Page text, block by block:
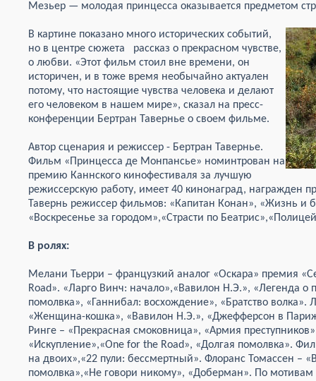
Мезьер — молодая принцесса оказывается предметом
В картине показано много исторических событий,
но в центре сюжета рассказ о прекрасном чувстве,
о любви. «Этот фильм стоил вне времени, он
историчен, и в тоже время необычайно актуален
потому, что настоящие чувства человека и делают
его человеком в нашем мире», сказал на пресс-
конференции Бертран Тавернье о своем фильме.
Автор сценария и режиссер - Бертран Тавернье.
Фильм «Принцесса де Монпансье» номинтрован на
премию Каннского кинофестиваля за лучшую
режиссерскую работу, имеет 40 кинонаград, награжден
Тавернь режиссер фильмов: «Капитан Конан», «Жизнь и
«Воскресенье за городом»,«Страсти по
В ролях:
Мелани Тьерри – французкий аналог «Оскара» премия
Road». «Ларго Винч: начало»,«Вавилон Н.Э.», «Легенда о
помолвка», «Ганнибал: восхождение», «Братство волка».
«Женщина-кошка», «Вавилон Н.Э.», «Джефферсон в
Ринге – «Прекрасная смоковница», «Армия
«Искупление»,«One for the Road», «Долгая помолвка».
на двоих»,«22 пули: бессмертный». Флоранс Томассен –
помолвка»,«Не говори никому», «Доберман». По